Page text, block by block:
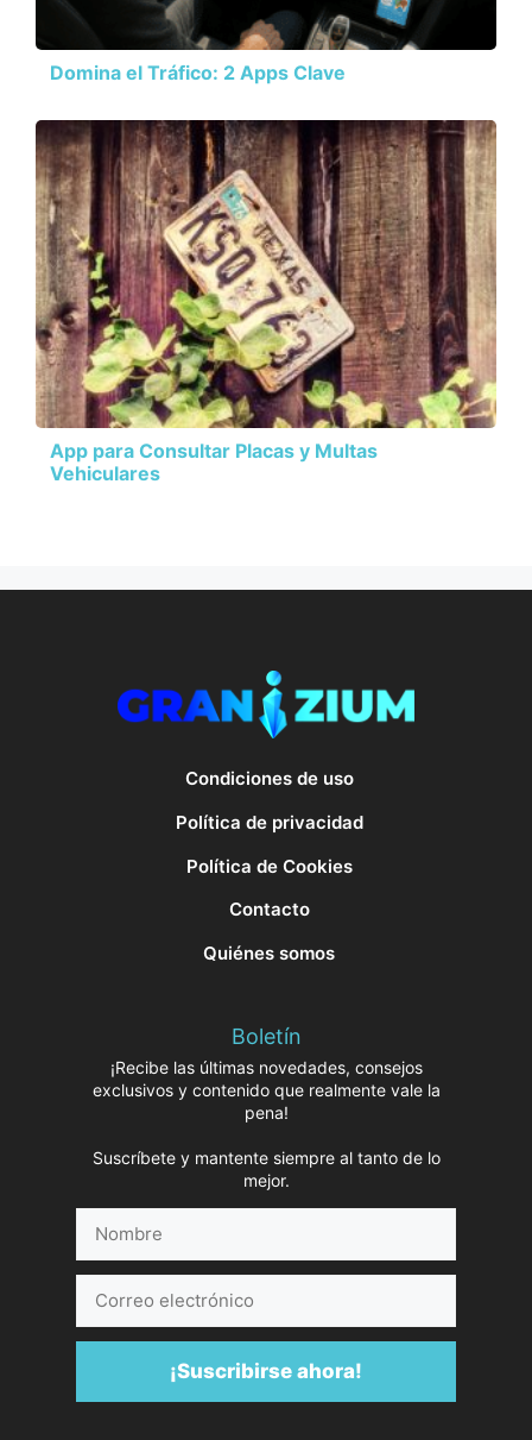
Domina el Tráfico: 2 Apps Clave
App para Consultar Placas y Multas
Vehiculares
Condiciones de uso
Política de privacidad
Política de Cookies
Contacto
Quiénes somos
Boletín
¡Recibe las últimas novedades, consejos
exclusivos y contenido que realmente vale la
pena!
Suscríbete y mantente siempre al tanto de lo
mejor.
electrónico
¡Suscribirse ahora!